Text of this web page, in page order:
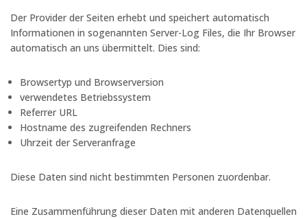
Der Provider der Seiten erhebt und speichert automatisch
Informationen in sogenannten Server-Log Files, die Ihr Browser
automatisch an uns übermittelt. Dies sind:
Browsertyp und Browserversion
verwendetes Betriebssystem
Referrer URL
Hostname des zugreifenden Rechners
Uhrzeit der Serveranfrage
Diese Daten sind nicht bestimmten Personen zuordenbar.
Eine Zusammenführung dieser Daten mit anderen Datenquellen